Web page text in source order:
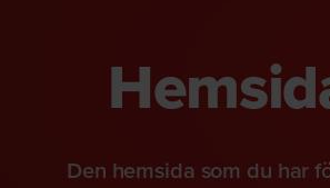
Den hemsida som du har